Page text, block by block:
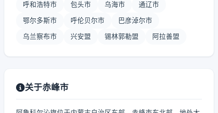
呼和浩特市 包头市 乌海市 通辽市
鄂尔多斯市 呼伦贝尔市 巴彦淖尔市
乌兰察布市 兴安盟 锡林郭勒盟 阿拉善盟
关于赤峰市